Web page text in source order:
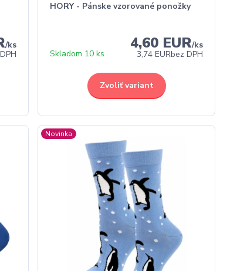
/ks
HORY - Pánske vzorované ponožky
4,60 EUR/ks
3,74 EURbez DPH
Skladom 10 ks
Zvoliť variant
Novinka